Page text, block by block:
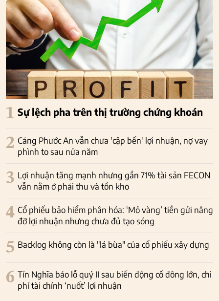
1 Sự lệch pha trên thị trường chứng khoán
2 Cảng Phước An vẫn chưa 'cập bến' lợi nhuận, nợ vay
phình to sau nửa năm
3 Lợi nhuận tăng mạnh nhưng gần 71% tài sản FECON
vẫn nằm ở phải thu và tồn kho
4 Cổ phiếu bảo hiểm phân hóa: ‘Mỏ vàng’ tiền gửi nâng
đỡ lợi nhuận nhưng chưa đủ tạo sóng
5 Backlog không còn là "lá bùa" của cổ phiếu xây dựng
6 Tín Nghĩa báo lỗ quý II sau biến động cổ đông lớn, chi
phí tài chính ‘nuốt’ lợi nhuận